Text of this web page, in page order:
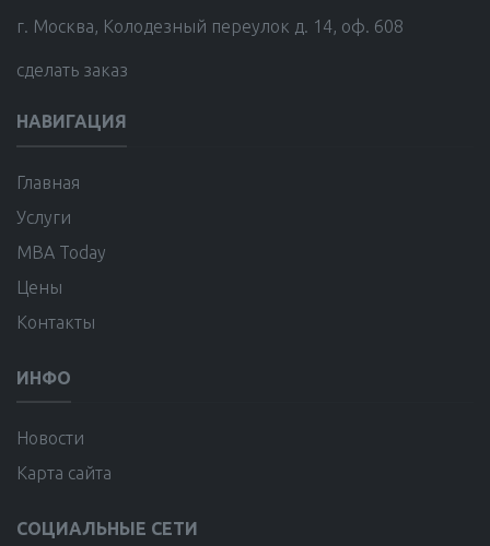
г. Москва, Колодезный переулок д. 14, оф. 608
сделать заказ
НАВИГАЦИЯ
Главная
Услуги
MBA Today
Цены
Контакты
ИНФО
Новости
Карта сайта
СОЦИАЛЬНЫЕ СЕТИ